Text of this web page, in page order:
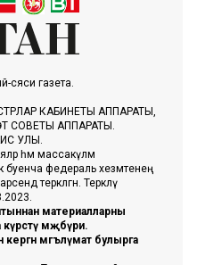
сәяси газета.
КАБИНЕТЫ АППАРАТЫ,
СОВЕТЫ АППАРАТЫ.
УЛЫ.
һәм массакүләм
буенча федераль хезмәтенең
теркәлгән. Теркәлү
материалларны
мәҗбүри.
кергән мәгълүмат булырга